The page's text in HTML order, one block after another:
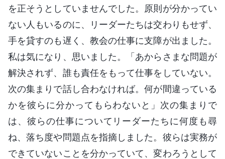
を正そうとしていませんでした。原則が分かってい
ない人もいるのに、リーダーたちは交わりもせず、
手を貸すのも遅く、教会の仕事に支障が出ました。
私は気になり、思いました。「あからさまな問題が
解決されず、誰も責任をもって仕事をしていない。
次の集まりで話し合わなければ。何が間違っている
かを彼らに分かってもらわないと」次の集まりで
は、彼らの仕事についてリーダーたちに何度も尋
ね、落ち度や問題点を指摘しました。彼らは実務が
できていないことを分かっていて、変わろうとして